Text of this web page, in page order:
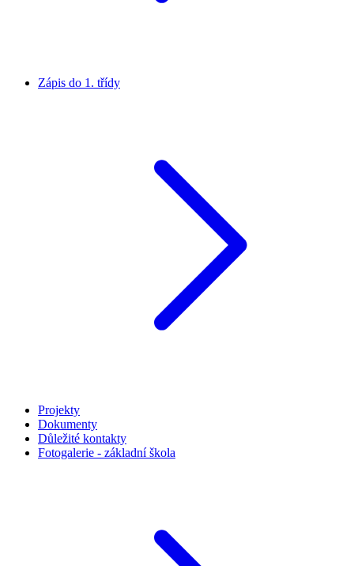
Zápis do 1. třídy
Projekty
Dokumenty
Důležité kontakty
Fotogalerie - základní škola